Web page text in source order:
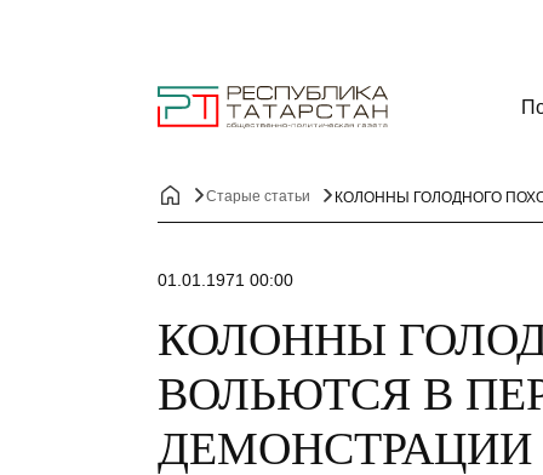
Старые статьи КОЛОННЫ ГОЛОДНОГО
01.01.1971 00:00
КОЛОННЫ
ВОЛЬЮТСЯ В
ДЕМОНСТРАЦИИ